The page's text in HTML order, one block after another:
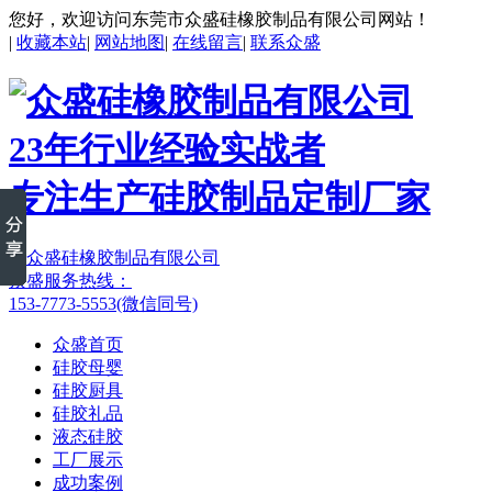
您好，欢迎访问东莞市众盛硅橡胶制品有限公司网站！
| 收藏本站| 网站地图| 在线留言| 联系众盛
23年行业经验实战者
专注生产硅胶制品定制厂家
众盛服务热线：
153-7773-5553(微信同号)
众盛首页
硅胶母婴
硅胶厨具
硅胶礼品
液态硅胶
工厂展示
成功案例